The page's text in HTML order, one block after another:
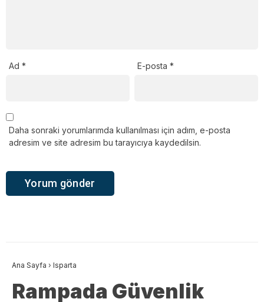
Ad * E-posta*
Daha sonraki yorumlarımda kullanılması için adım, e-posta
adresim ve site adresim bu tarayıcıya kaydedilsin.
Ana Sayfa › Isparta
Rampada Güvenlik